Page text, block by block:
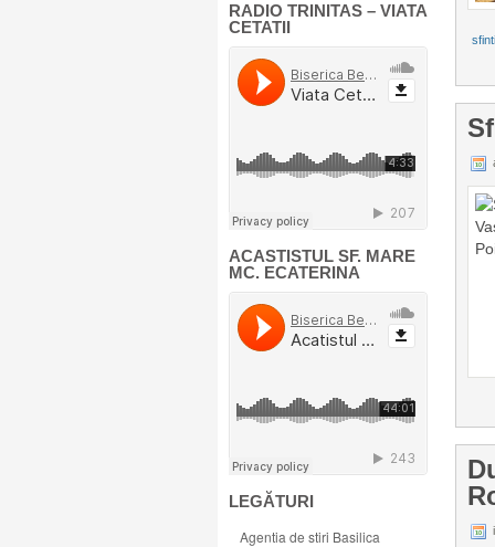
RADIO TRINITAS – VIATA
CETATII
ACASTISTUL SF. MARE
MC. ECATERINA
LEGĂTURI
Agentia de stiri Basilica